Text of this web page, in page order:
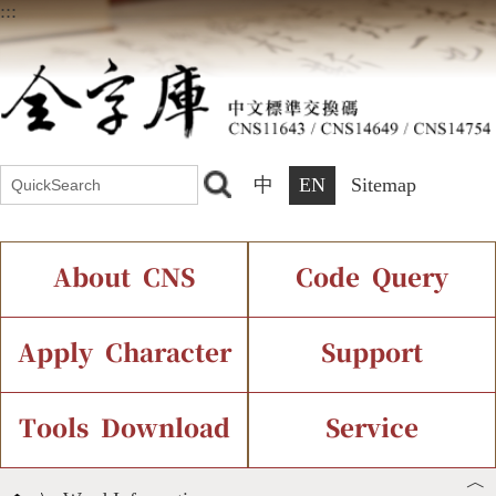
:::
中 EN Sitemap
About CNS
Introduction Current Status
Chinese Code Status
Code Query
IDS Query
Components Query
Apply Character
Application Process
Support
Font Instant Display
Tools Download Service
︿